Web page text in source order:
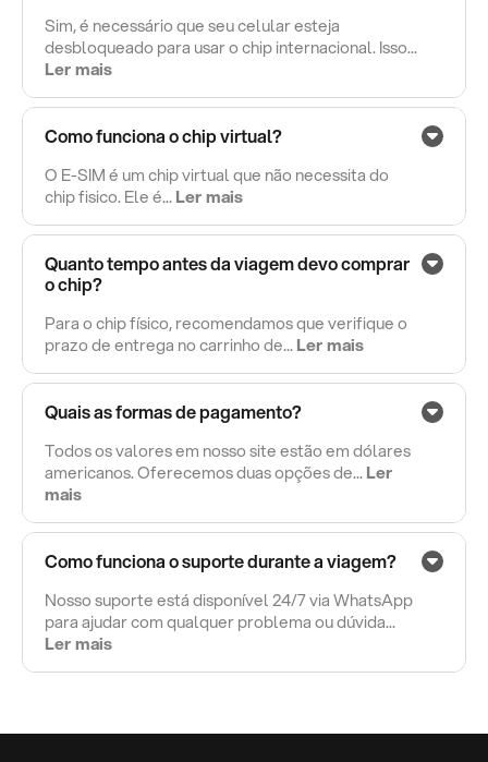
Sim, é necessário que seu celular esteja
desbloqueado para usar o chip internacional. Isso...
Ler mais
Como funciona o chip virtual?
O E-SIM é um chip virtual que não necessita do
chip fisico. Ele é...Ler mais
Quanto tempo antes da viagem devo comprar
o chip?
Para o chip físico, recomendamos que verifique o
prazo de entrega no carrinho de...Ler mais
Quais as formas de pagamento?
Todos os valores em nosso site estão em dólares
americanos. Oferecemos duas opções de...Ler
mais
Como funciona o suporte durante a viagem?
Nosso suporte está disponível 24/7 via WhatsApp
para ajudar com qualquer problema ou dúvida...
Ler mais